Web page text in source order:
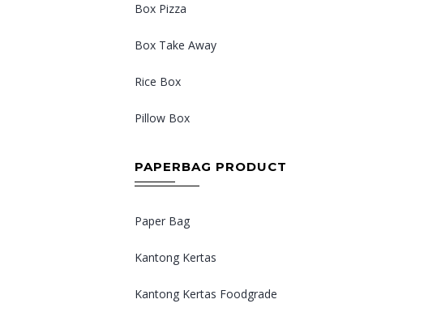
Box Pizza
Box Take Away
Rice Box
Pillow Box
PAPERBAG PRODUCT
Paper Bag
Kantong Kertas
Kantong Kertas Foodgrade